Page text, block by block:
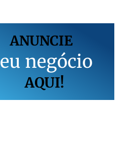
ANUNCIE
eu negócio
AQUI!